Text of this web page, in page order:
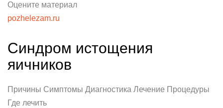
Оцените материал
pozhelezam.ru
Синдром истощения
яичников
Причины Симптомы Диагностика Лечение Процедуры
Где лечить